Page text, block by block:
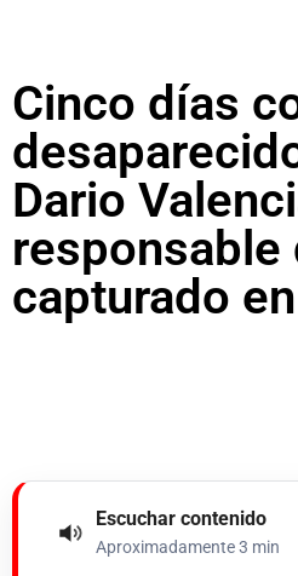
Cinco días
Dario
responsable
capturado
Escuchar contenido
Aproximadamente 3 min